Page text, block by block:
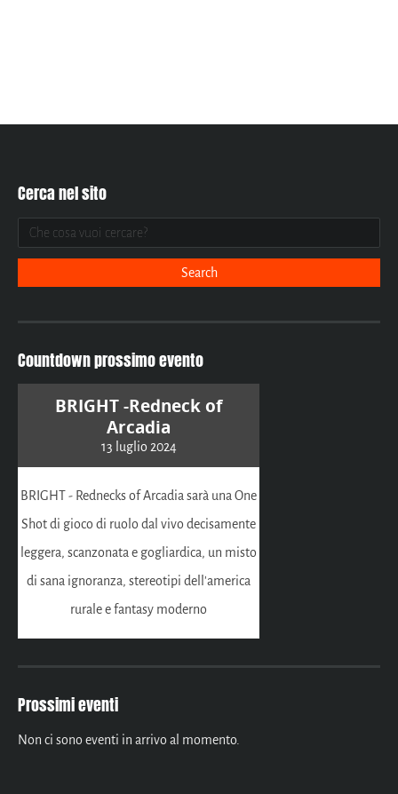
Cerca nel sito
Countdown prossimo evento
BRIGHT -Redneck of
Arcadia
13 luglio 2024
BRIGHT - Rednecks of Arcadia sarà una One
Shot di gioco di ruolo dal vivo decisamente
leggera, scanzonata e gogliardica, un misto
di sana ignoranza, stereotipi dell'america
rurale e fantasy moderno
Prossimi eventi
Non ci sono eventi in arrivo al momento.